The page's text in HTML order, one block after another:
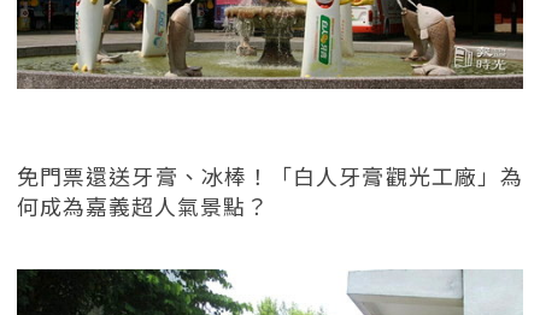
免門票還送牙膏、冰棒！「白人牙膏觀光工廠」為
何成為嘉義超人氣景點？